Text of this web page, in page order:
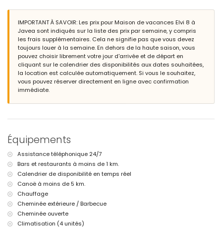
piscine privée de 10m x 5m et profondeur de 2m
jardin avec gravier, arbres et mobilier de jardin avec transats
véranda / jardin d'hiver
4 terrasses, dont 2 couvertes
barbecue
douche extérieure
coin salon et coin repas en plein air
4 places de parking privées
Plus d'informations
rive ou rive la plus proche : Mediterráneo, Jávea (à moins de 4
port le plus proche : Aduanas del Mar (à moins de 5 kilomètres de
la maison)
parc le plus proche : Montgó, Jávea (à moins de 2 kilomètres de la
maison)
aéroport le plus proche : Alicante (à moins de 100 kilomètres de la
maison)
deuxième aéroport le plus proche : Valence (> 100 kilomètres)
les animaux de compagnie ne sont pas admis
L'hébergement est très adapté pour les familles avec enfants
Installations et services inclus dans le prix de location de cette
IMPORTANT À SAVOIR: Les prix pour Maison de vacances Elvi 8 à
Javea sont indiqués sur la liste des prix par semaine, y compris
les frais supplémentaires. Cela ne signifie pas que vous devez
toujours louer à la semaine. En dehors de la haute saison, vous
pouvez choisir librement votre jour d'arrivée et de départ en
cliquant sur le calendrier des disponibilités aux dates souhaitées,
la location est calculée automatiquement. Si vous le souhaitez,
vous pouvez réserver directement en ligne avec confirmation
immédiate.
Équipements
Assistance téléphonique 24/7
Bars et restaurants à moins de 1 km.
Calendrier de disponibilité en temps réel
Canoë à moins de 5 km.
Chauffage
Cheminée extérieure / Barbecue
Cheminée ouverte
Climatisation (4 unités)